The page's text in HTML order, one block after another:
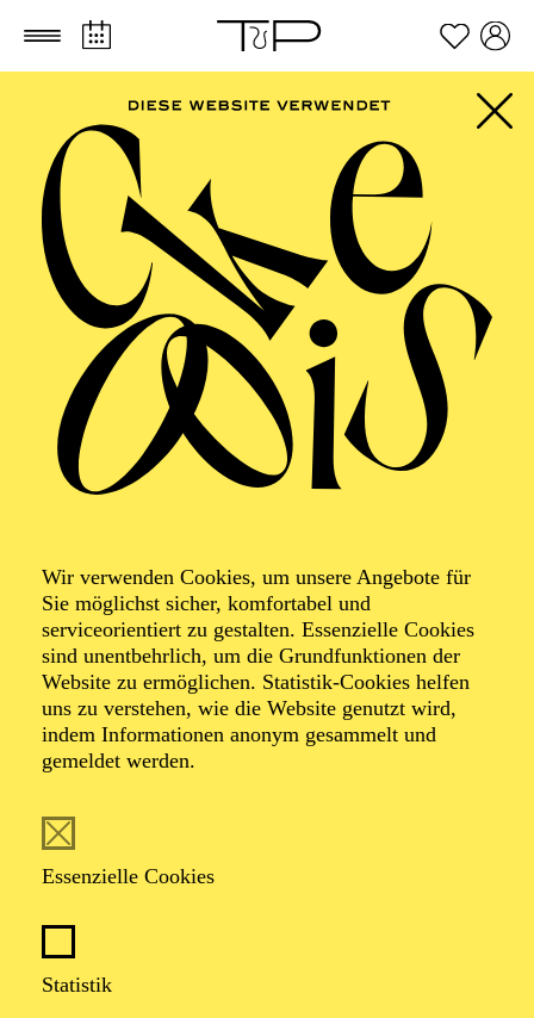
Zum Hauptinhalt springen Zum Footer springen
Wir verwenden Cookies, um unsere Angebote für
Sie möglichst sicher, komfortabel und
serviceorientiert zu gestalten. Essenzielle Cookies
sind unentbehrlich, um die Grundfunktionen der
Website zu ermöglichen. Statistik-Cookies helfen
uns zu verstehen, wie die Website genutzt wird,
indem Informationen anonym gesammelt und
gemeldet werden.
Essenzielle Cookies
Statistik
AALTO MUSIKTHEATER
Schulvorstellung
Cavalleria rusticana
Eine moderierte Kurzoper nach Pietro
Mascagni
Oper in einem Aufzug von Pietro Mascagni
Libretto von Giovanni Targioni-Tozzetti und Guido